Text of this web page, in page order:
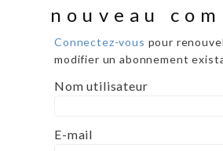
nouveau
Connectez-vous pour
modifier un abonnement
Nom utilisateur
E-mail